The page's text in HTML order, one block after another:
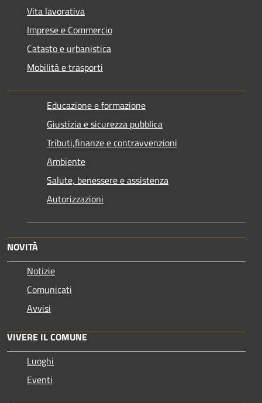
Vita lavorativa
Imprese e Commercio
Catasto e urbanistica
Mobilità e trasporti
Educazione e formazione
Giustizia e sicurezza pubblica
Tributi,finanze e contravvenzioni
Ambiente
Salute, benessere e assistenza
Autorizzazioni
NOVITÀ
Notizie
Comunicati
Avvisi
VIVERE IL COMUNE
Luoghi
Eventi